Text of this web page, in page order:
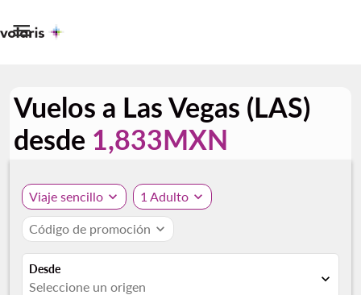

Vuelos a Las Vegas (LAS)
desde 1,833MXN
Viaje sencillo expand_more 1 Adulto expand_more
Código de promoción expand_more
Desde
Seleccione un origen expand_more